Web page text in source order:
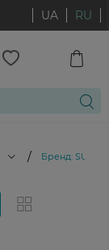
UA RU
/ Бренд: